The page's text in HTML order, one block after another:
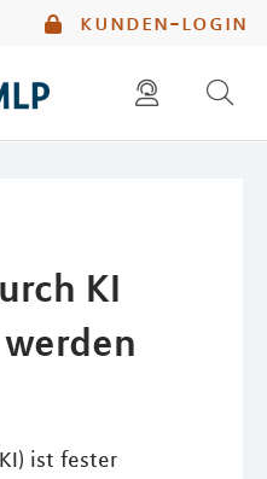
kunden-login
KI
ist fester